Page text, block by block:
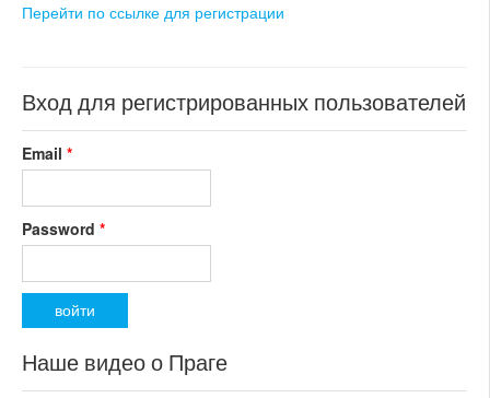
раздел: объекты для
состояние: новостройка
Перейти по ссылке для регистрации
Вход для регистрированных пользователей
Email *
Password *
Наше видео о Праге